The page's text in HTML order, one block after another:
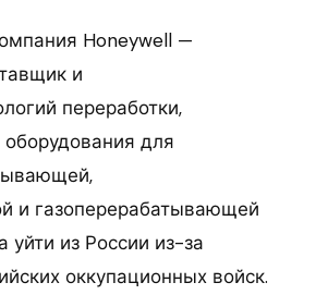
Honeywell —
и
переработки,
оборудования для
и газоперерабатывающей
уйти из России из-за
оккупационных войск.